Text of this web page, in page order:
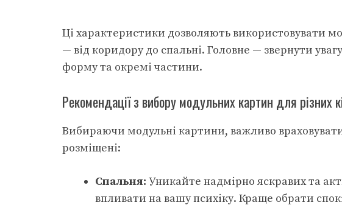
Ці характеристики дозволяють використовувати
— від коридору до спальні. Головне — звернути
форму та окремі частини.
Рекомендації з вибору модульних картин для різних
Вибираючи модульні картини, важливо
розміщені:
Спальня: Уникайте надмірно яскравих та
впливати на вашу психіку. Краще обрати